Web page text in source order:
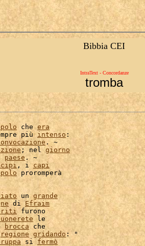
Bibbia CEI
IntraText - Concordanze
tromba
che era
più intenso :
. ~
; nel giorno
paese. ~
, i capi
proromperà
un grande
di Efraim
furono
le
brocca che
regione gridando : "
si fermò